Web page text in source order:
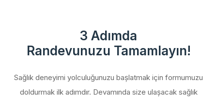
3 Adımda
Randevunuzu Tamamlayın!
Sağlık deneyimi yolculuğunuzu başlatmak için formumuzu
doldurmak ilk adımdır. Devamında size ulaşacak sağlık